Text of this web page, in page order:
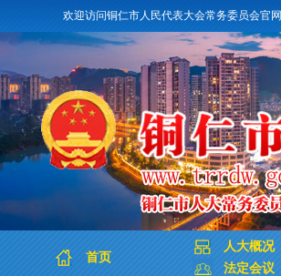
欢迎访问铜仁市人民代表大会常务委员会官网
首页
人大概况
法定会议